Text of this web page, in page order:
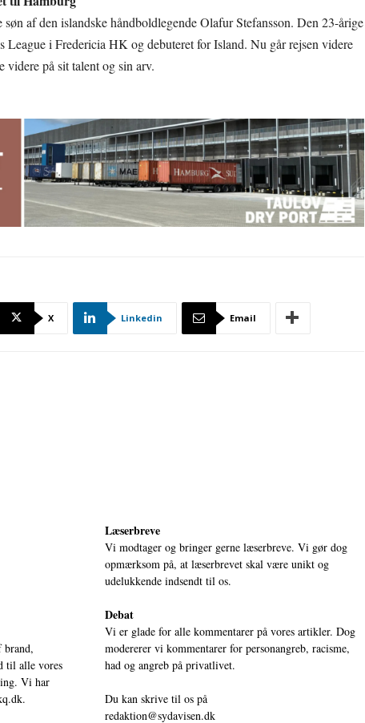
af den islandske håndboldlegende Olafur Stefansson. Den 23-årige
League i Fredericia HK og debuteret for Island. Nu går rejsen videre
på sit talent og sin arv.
X Linkedin Email
til alle vores
Vi har
Læserbreve
Vi modtager og bringer gerne læserbreve. Vi gør dog
opmærksom på, at læserbrevet skal være unikt og
udelukkende indsendt til os.
Debat
Vi er glade for alle kommentarer på vores artikler. Dog
modererer vi kommentarer for personangreb, racisme,
had og angreb på privatlivet.
Du kan skrive til os på
redaktion@sydavisen.dk